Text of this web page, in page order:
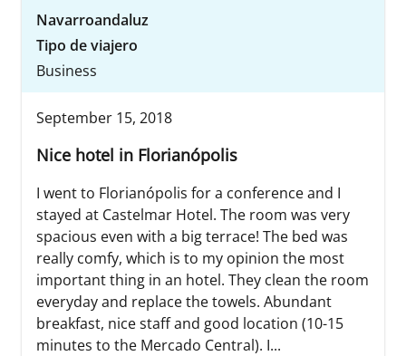
Navarroandaluz
Tipo de viajero
Business
September 15, 2018
Nice hotel in Florianópolis
I went to Florianópolis for a conference and I
stayed at Castelmar Hotel. The room was very
spacious even with a big terrace! The bed was
really comfy, which is to my opinion the most
important thing in an hotel. They clean the room
everyday and replace the towels. Abundant
breakfast, nice staff and good location (10-15
minutes to the Mercado Central). I...